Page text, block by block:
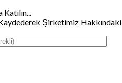
Şirketimiz